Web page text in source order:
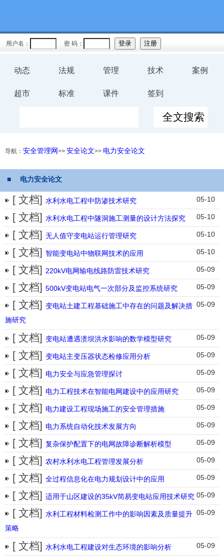
用户名： 密 码：
动态 法规 管理 技术 案例
超市 标准 课件 签到
导航： 安全管理网>> 安全论文>> 电力安全论文
■ 电力安全论文
05-10
[ 文档] 水利水电工程中防渗技术研究
05-10
[ 文档] 水利水电工程中隧洞施工测量的设计方法探究
05-10
[ 文档] 无人值守变电站运行管理研究
05-10
[ 文档] 智能变电站中物联网技术的应用
05-09
[ 文档] 220kV电网输电线路防雷技术研究
05-09
[ 文档] 500kV变电站电气一次部分及监控系统研究
05-09
[ 文档] 变电站土建工程基础施工中存在的问题及解决措
施研究
05-09
[ 文档] 变电站遭遇溃坝洪水影响的数学模型研究
05-09
[ 文档] 变电站主变压器状态检修应用分析
05-09
[ 文档] 电力安全与应急管理探讨
05-09
[ 文档] 电力工程技术在智能电网建设中的应用研究
05-09
[ 文档] 电力建设工程现场施工的安全管理措施
05-09
[ 文档] 电力系统自动化技术发展方向
05-09
[ 文档] 复杂保护配置下的电网故障诊断解析模型
05-09
[ 文档] 农村水利水电工程管理发展分析
05-09
[ 文档] 全过程信息化在电力规划设计中的应用
05-09
[ 文档] 适用于山区建设的35kV简易变电站应用技术研究
05-09
[ 文档] 水利工程材料检测工作中的影响因素及质量提升
策略
05-09
[ 文档] 水利水电工程建设对生态环境的影响分析